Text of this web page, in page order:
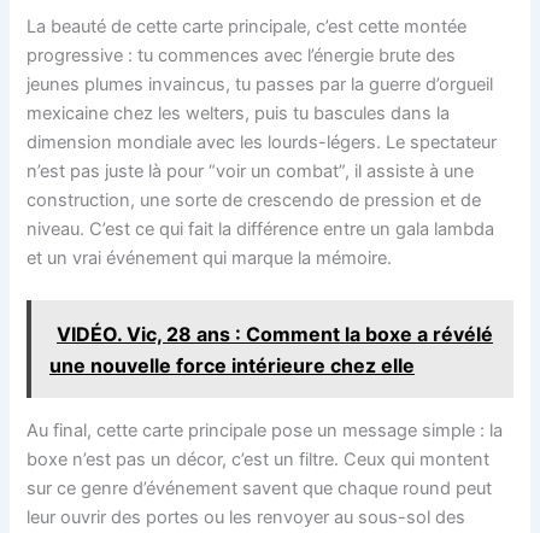
La beauté de cette carte principale, c’est cette montée
progressive : tu commences avec l’énergie brute des
jeunes plumes invaincus, tu passes par la guerre d’orgueil
mexicaine chez les welters, puis tu bascules dans la
dimension mondiale avec les lourds-légers. Le spectateur
n’est pas juste là pour “voir un combat”, il assiste à une
construction, une sorte de crescendo de pression et de
niveau. C’est ce qui fait la différence entre un gala lambda
et un vrai événement qui marque la mémoire.
VIDÉO. Vic, 28 ans : Comment la boxe a révélé
une nouvelle force intérieure chez elle
Au final, cette carte principale pose un message simple : la
boxe n’est pas un décor, c’est un filtre. Ceux qui montent
sur ce genre d’événement savent que chaque round peut
leur ouvrir des portes ou les renvoyer au sous-sol des